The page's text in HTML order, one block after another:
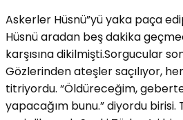
Askerler Hüsnü”yü yaka paça
Hüsnü aradan beş dakika
karşısına dikilmişti.Sorgucular
Gözlerinden ateşler saçılıyor,
titriyordu. “Öldüreceğim,
yapacağım bunu.” diyordu